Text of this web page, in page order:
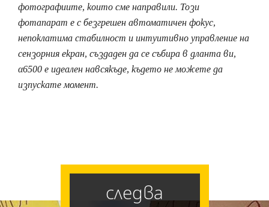
фотографиите, които сме направили. Този
фотапарат е с безгрешен автоматичен фокус,
непоклатима стабилност и интуитивно управление на
сензорния екран, създаден да се събира в дланта ви,
α6500 е идеален навсякъде, където не можете да
изпускате момент.
следва